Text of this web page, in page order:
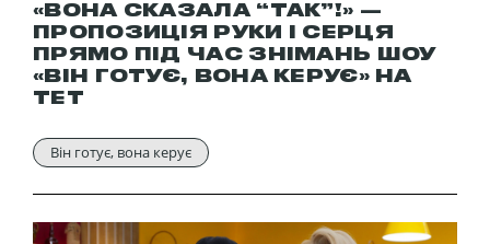
«ВОНА СКАЗАЛА “ТАК”!» —
ПРОПОЗИЦІЯ РУКИ І СЕРЦЯ
ПРЯМО ПІД ЧАС ЗНІМАНЬ ШОУ
«ВІН ГОТУЄ, ВОНА КЕРУЄ» НА
ТЕТ
Він готує, вона керує